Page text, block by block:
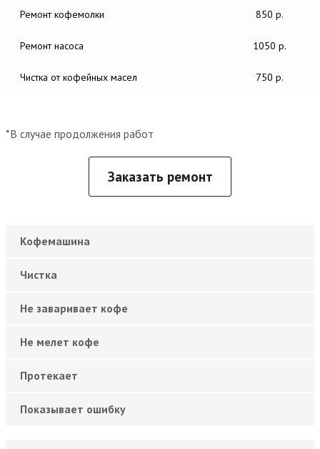
Ремонт кофемолки 850 р.
Ремонт насоса 1050 р.
Чистка от кофейных масел 750 р.
*В случае продолжения работ
Заказать ремонт
Кофемашина
Чистка
Не заваривает кофе
Не мелет кофе
Протекает
Показывает ошибку